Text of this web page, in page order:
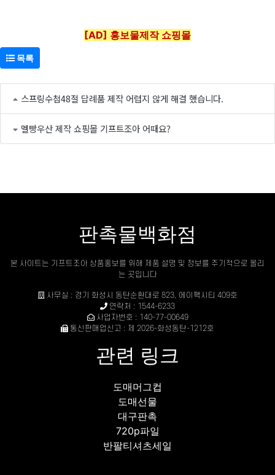
[AD] 홍보물제작 쇼핑몰
목록
스프링수첩48절 답례품 제작 어렵지 않게 해결 했습니다.
멜빵우산 제작 쇼핑몰 기프트조아 어때요?
판촉물백화점
본 사이트는 기프트조아 상품홍보를 위해 제품 설명 및 정보를 주기적으로 올리
는 곳입니다
사무실 : 경기 화성시 동탄순환대로 823, 에이팩시티 409호
연락처 : 1544-6233
사업자번호 : 140-77-00649
통신판매업신고 : 제 2026-화성동탄-1212호
관련 링크
도매머그컵
도매선물
대구판촉
720p파일
반팔티셔츠세일